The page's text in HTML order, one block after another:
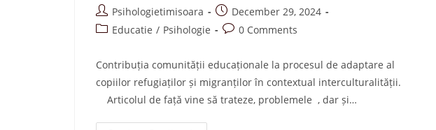
Post
author:
Psihologietimisoara
Post
published:
December 29, 2024
PostEducatie / Psihologie
Post0 Comments
Contribuția comunității educaționale la procesul de adaptare al
copiilor refugiaților și migranților în contextual interculturalității.
Articolul de față vine să trateze, problemele , dar și…